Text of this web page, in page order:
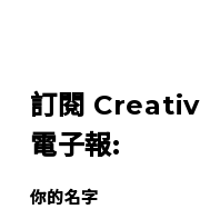
訂閱
電子報:
你的名字